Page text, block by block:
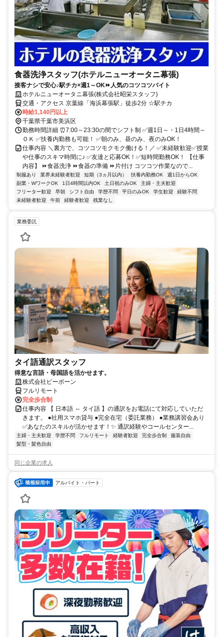
食器洗浄スタッフ(ホテルニューオータニ幕張)
接客ナシで安心♪駅チカ×週1～OK⏩人気のコツコツバイト
ホテルニューオータニ幕張(株式会社昭栄スタッフ)
交通・アクセス 京葉線「海浜幕張駅」徒歩2分 ☆駅チカ
時給1,140円以上
千葉県千葉市美浜区
勤務時間詳細 ⏰7:00～23:30の間でシフト制 ✅週1日～・1日4時間～
ＯＫ ✅扶養内勤務も可能！ ✅朝のみ、昼のみ、夜のみOK！
仕事内容 ＼裏方で、コツコツモクモク働ける！／ ✅未経験歓迎✅授業
や仕事のスキマ時間に♪ ✅友達と応募OK！✅短時間勤務OK！ 【仕事
内容】 ⏩食器洗浄 ⏩食器の準備 ⏩片付け コツコツ作業なので...
制服あり 業界未経験者歓迎 短期（3ヵ月以内） 扶養内勤務OK
週1日からOK
副業・WワークOK
1日4時間以内OK 土日祝のみOK
主婦・主夫歓迎
フリーター歓迎
早朝 シフト自由 学歴不問 平日のみOK 学生歓迎
経験不問
未経験者歓迎
午前 経験者歓迎 残業なし
業務委託
タイ語通訳スタッフ
得意な言語・母国語を活かせます。
株式会社ビーボーン
フルリモート
完全歩合制
仕事内容 【 日本語 ⇔ タイ語 】の通訳をお電話にて対応していただ
きます。 ●社用スマホ貸与 ●完全在宅（委託業務） ●業務講習会あり
✅あなたのスキルが活かせます！✨ 通訳経験やコールセンター...
主婦・主夫歓迎 学歴不問 フルリモート 経験者歓迎 完全歩合制
服装自由
髪型・髪色自由
同じ企業の求人
アルバイト・パート